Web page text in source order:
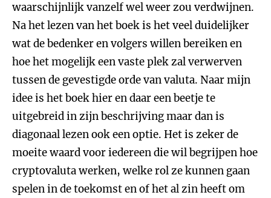
waarschijnlijk vanzelf wel weer zou verdwijnen.
Na het lezen van het boek is het veel duidelijker
wat de bedenker en volgers willen bereiken en
hoe het mogelijk een vaste plek zal verwerven
tussen de gevestigde orde van valuta. Naar mijn
idee is het boek hier en daar een beetje te
uitgebreid in zijn beschrijving maar dan is
diagonaal lezen ook een optie. Het is zeker de
moeite waard voor iedereen die wil begrijpen hoe
cryptovaluta werken, welke rol ze kunnen gaan
spelen in de toekomst en of het al zin heeft om